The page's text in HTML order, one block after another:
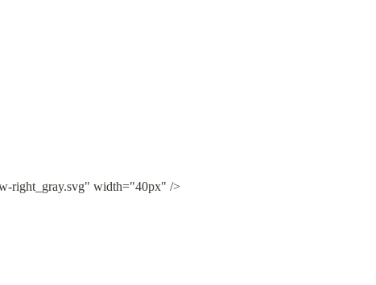
right_gray.svg" width="40px" />